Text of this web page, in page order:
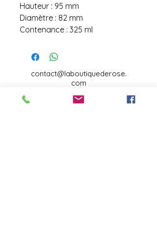
Hauteur : 95 mm
Diamètre : 82 mm
Contenance : 325 ml
contact@laboutiquederose.
com
--